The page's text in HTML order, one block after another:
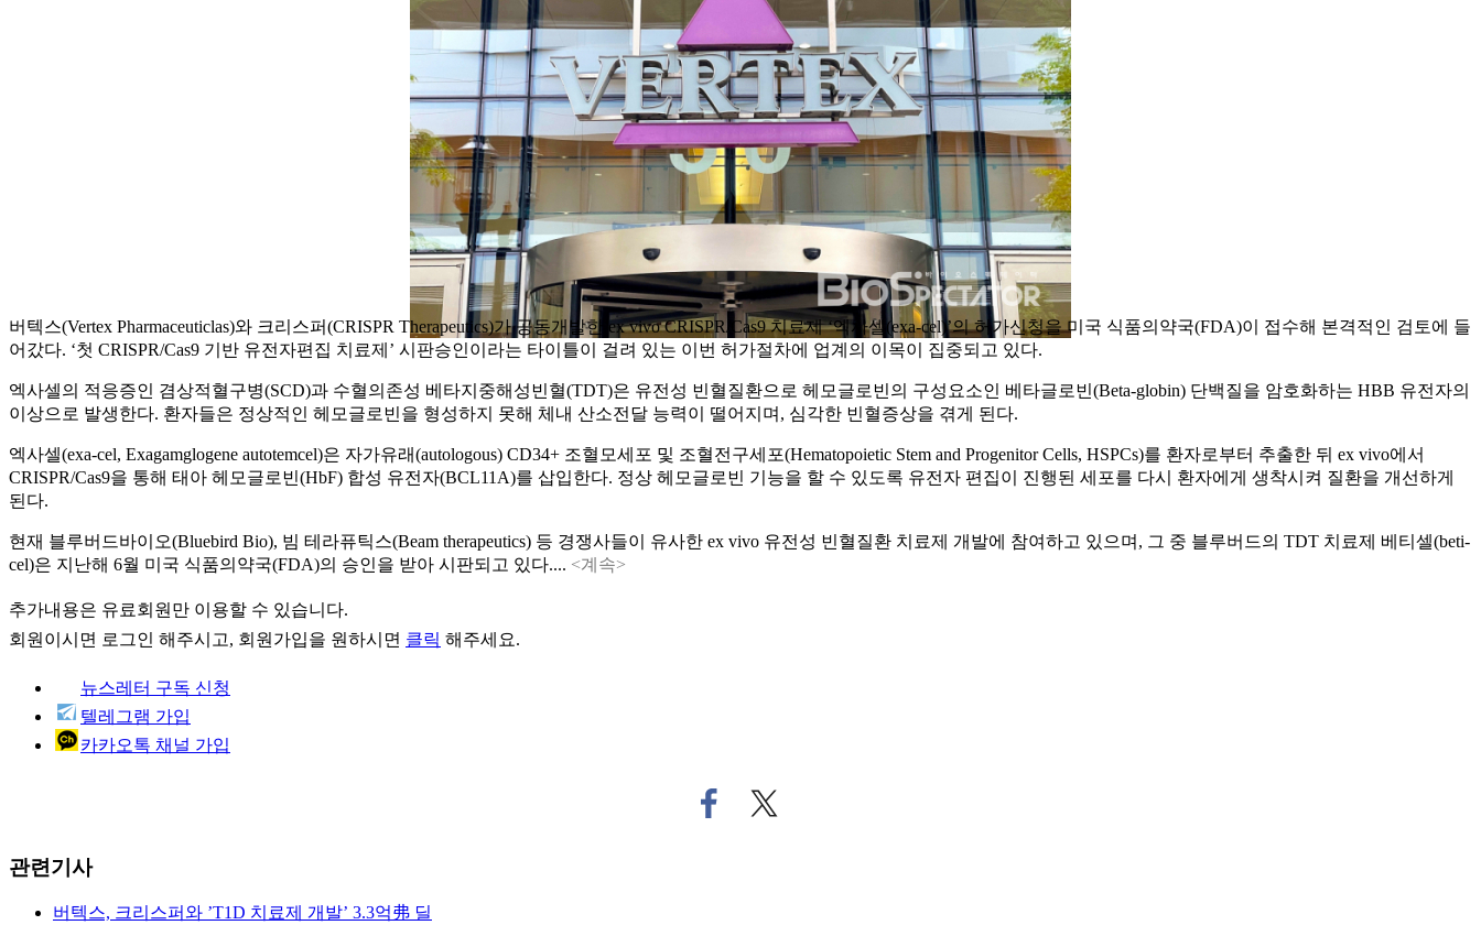
버텍스(Vertex Pharmaceuticlas)와 크리스퍼(CRISPR Therapeutics)가 공동개발한 ex vivo CRISPR/Cas9 치료제 ‘엑사셀(exa-cel)’의 허가신청을 미국 식품의약국(FDA)이 접수해 본격적인 검토에 들
어갔다. ‘첫 CRISPR/Cas9 기반 유전자편집 치료제’ 시판승인이라는 타이틀이 걸려 있는 이번 허가절차에 업계의 이목이 집중되고 있다.
엑사셀의 적응증인 겸상적혈구병(SCD)과 수혈의존성 베타지중해성빈혈(TDT)은 유전성 빈혈질환으로 헤모글로빈의 구성요소인 베타글로빈(Beta-globin) 단백질을 암호화하는 HBB 유전자의
이상으로 발생한다. 환자들은 정상적인 헤모글로빈을 형성하지 못해 체내 산소전달 능력이 떨어지며, 심각한 빈혈증상을 겪게 된다.
엑사셀(exa-cel, Exagamglogene autotemcel)은 자가유래(autologous) CD34+ 조혈모세포 및 조혈전구세포(Hematopoietic Stem and Progenitor Cells, HSPCs)를 환자로부터 추출한 뒤 ex vivo에서
CRISPR/Cas9을 통해 태아 헤모글로빈(HbF) 합성 유전자(BCL11A)를 삽입한다. 정상 헤모글로빈 기능을 할 수 있도록 유전자 편집이 진행된 세포를 다시 환자에게 생착시켜 질환을 개선하게
된다.
현재 블루버드바이오(Bluebird Bio), 빔 테라퓨틱스(Beam therapeutics) 등 경쟁사들이 유사한 ex vivo 유전성 빈혈질환 치료제 개발에 참여하고 있으며, 그 중 블루버드의 TDT 치료제 베티셀(beti-
cel)은 지난해 6월 미국 식품의약국(FDA)의 승인을 받아 시판되고 있다.... <계속>
추가내용은 유료회원만 이용할 수 있습니다.
회원이시면 로그인 해주시고, 회원가입을 원하시면 클릭 해주세요.
뉴스레터 구독 신청
텔레그램 가입
카카오톡 채널 가입
페
이
트
위
관련기사
버텍스, 크리스퍼와 ’T1D 치료제 개발’ 3.3억弗 딜